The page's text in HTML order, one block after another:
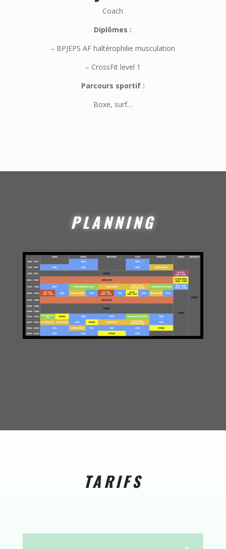
Coach
Diplômes :
– BPJEPS AF haltérophilie musculation
– CrossFit level 1
Parcours sportif :
Boxe, surf…
PLANNING
TARIFS